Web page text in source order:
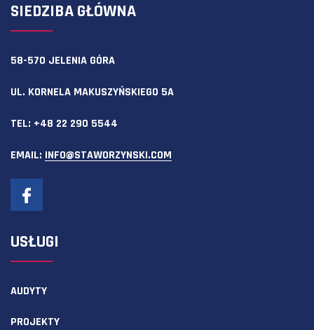
SIEDZIBA GŁÓWNA
58-570 JELENIA GÓRA
UL. KORNELA MAKUSZYŃSKIEGO 5A
TEL: +48 22 290 5544
EMAIL: INFO@STAWORZYNSKI.COM
USŁUGI
AUDYTY
PROJEKTY